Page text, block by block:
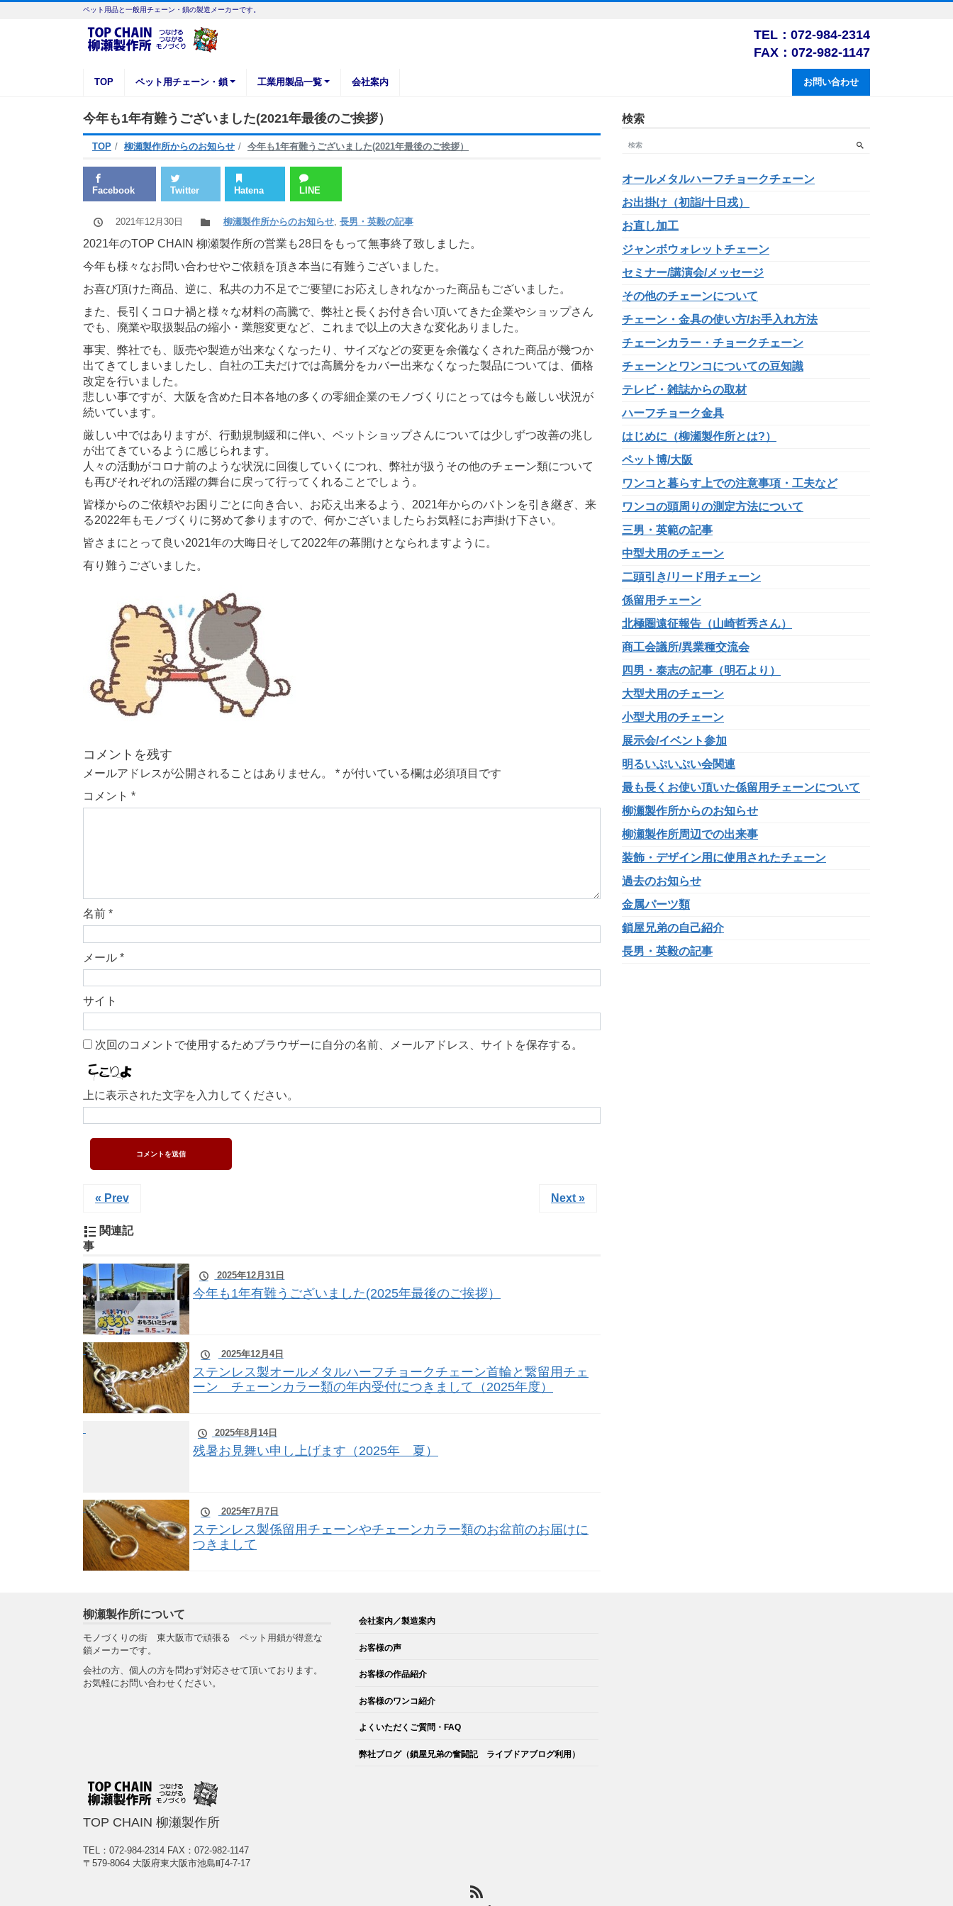
ペット用品と一般用チェーン・鎖の製造メーカーです。
TEL：072-984-2314
FAX：072-982-1147
TOP ペット用チェーン・鎖 工業用製品一覧 会社案内 お問い合わせ
今年も1年有難うございました(2021年最後のご挨拶）
TOP 柳瀬製作所からのお知らせ 今年も1年有難うございました(2021年最後のご挨拶）
Facebook Twitter Hatena LINE
2021年12月30日 柳瀬製作所からのお知らせ, 長男・英毅の記事
2021年のTOP CHAIN 柳瀬製作所の営業も28日をもって無事終了致しました。
今年も様々なお問い合わせやご依頼を頂き本当に有難うございました。
お喜び頂けた商品、逆に、私共の力不足でご要望にお応えしきれなかった商品もございました。
また、長引くコロナ禍と様々な材料の高騰で、弊社と長くお付き合い頂いてきた企業やショップさん
でも、廃業や取扱製品の縮小・業態変更など、これまで以上の大きな変化ありました。
事実、弊社でも、販売や製造が出来なくなったり、サイズなどの変更を余儀なくされた商品が幾つか
出てきてしまいましたし、自社の工夫だけでは高騰分をカバー出来なくなった製品については、価格
改定を行いました。
悲しい事ですが、大阪を含めた日本各地の多くの零細企業のモノづくりにとっては今も厳しい状況が
続いています。
厳しい中ではありますが、行動規制緩和に伴い、ペットショップさんについては少しずつ改善の兆し
が出てきているように感じられます。
人々の活動がコロナ前のような状況に回復していくにつれ、弊社が扱うその他のチェーン類について
も再びそれぞれの活躍の舞台に戻って行ってくれることでしょう。
皆様からのご依頼やお困りごとに向き合い、お応え出来るよう、2021年からのバトンを引き継ぎ、来
る2022年もモノづくりに努めて参りますので、何かございましたらお気軽にお声掛け下さい。
皆さまにとって良い2021年の大晦日そして2022年の幕開けとなられますように。
有り難うございました。
コメントを残す
メールアドレスが公開されることはありません。 * が付いている欄は必須項目です
コメント *
名前 *
メール *
サイト
次回のコメントで使用するためブラウザーに自分の名前、メールアドレス、サイトを保存する。
上に表示された文字を入力してください。
« Prev Next »
関連記
事
2025年12月31日
今年も1年有難うございました(2025年最後のご挨拶）
2025年12月4日
ステンレス製オールメタルハーフチョークチェーン首輪と繋留用チェ
ーン チェーンカラー類の年内受付につきまして（2025年度）
2025年8月14日
残暑お見舞い申し上げます（2025年 夏）
2025年7月7日
ステンレス製係留用チェーンやチェーンカラー類のお盆前のお届けに
つきまして
検索
オールメタルハーフチョークチェーン
お出掛け（初詣/十日戎）
お直し加工
ジャンボウォレットチェーン
セミナー/講演会/メッセージ
その他のチェーンについて
チェーン・金具の使い方/お手入れ方法
チェーンカラー・チョークチェーン
チェーンとワンコについての豆知識
テレビ・雑誌からの取材
ハーフチョーク金具
はじめに（柳瀬製作所とは?）
ペット博/大阪
ワンコと暮らす上での注意事項・工夫など
ワンコの頭周りの測定方法について
三男・英範の記事
中型犬用のチェーン
二頭引き/リード用チェーン
係留用チェーン
北極圏遠征報告（山崎哲秀さん）
商工会議所/異業種交流会
四男・泰志の記事（明石より）
大型犬用のチェーン
小型犬用のチェーン
展示会/イベント参加
明るいぷいぷい会関連
最も長くお使い頂いた係留用チェーンについて
柳瀬製作所からのお知らせ
柳瀬製作所周辺での出来事
装飾・デザイン用に使用されたチェーン
過去のお知らせ
金属パーツ類
鎖屋兄弟の自己紹介
長男・英毅の記事
柳瀬製作所について
モノづくりの街 東大阪市で頑張る ペット用鎖が得意な
鎖メーカーです。
会社の方、個人の方を問わず対応させて頂いております。
お気軽にお問い合わせください。
会社案内／製造案内
お客様の声
お客様の作品紹介
お客様のワンコ紹介
よくいただくご質問・FAQ
弊社ブログ（鎖屋兄弟の奮闘記 ライブドアブログ利用）
TOP CHAIN 柳瀬製作所
TEL：072-984-2314 FAX：072-982-1147
〒579-8064 大阪府東大阪市池島町4-7-17